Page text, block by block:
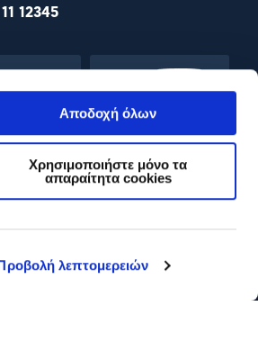
λεπτομερειών
Αποδοχή όλων
Χρησιμοποιήστε μόνο τα
απαραίτητα cookies
12345